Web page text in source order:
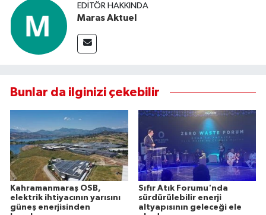
EDITÖR HAKKINDA
Maras Aktuel
Bunlar da ilginizi çekebilir
Kahramanmaraş OSB,
elektrik ihtiyacının yarısını
güneş enerjisinden
Sıfır Atık Forumu'nda
sürdürülebilir enerji
altyapısının geleceği ele